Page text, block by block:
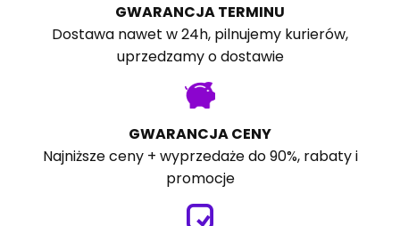
GWARANCJA TERMINU
Dostawa nawet w 24h, pilnujemy kurierów,
uprzedzamy o dostawie
GWARANCJA CENY
Najniższe ceny + wyprzedaże do 90%, rabaty i
promocje